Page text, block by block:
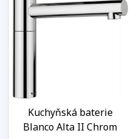
Kuchyňská baterie
Blanco Alta II Chrom